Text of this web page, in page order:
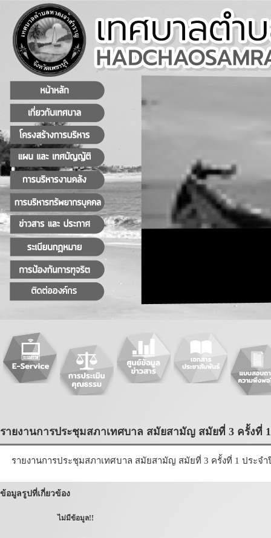
รายงานการประชุมสภาเทศบาล สมัยสามัญ สมัยที่ 3 ครั้งที่ 1
รายงานการประชุมสภาเทศบาล สมัยสามัญ สมัยที่ 3 ครั้งที่ 1 ประจำ
ข้อมูลรูปที่เกี่ยวข้อง
ไม่มีข้อมูล!!